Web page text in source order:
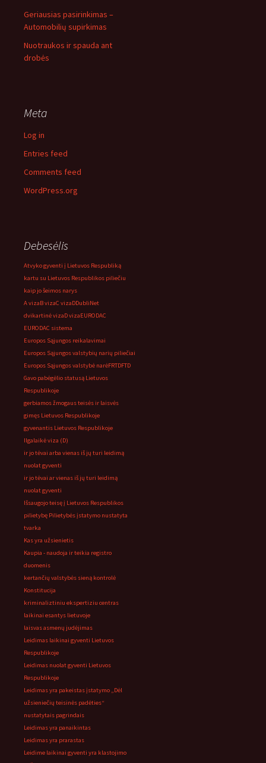
Geriausias pasirinkimas –
Automobilių supirkimas
Nuotraukos ir spauda ant
drobės
Meta
Log in
Entries feed
Comments feed
WordPress.org
Debesėlis
Atvyko gyventi į Lietuvos Respubliką
kartu su Lietuvos Respublikos piliečiu
kaip jo šeimos narys
A vizaB vizaC vizaDDubliNet
dvikartinė vizaD vizaEURODAC
EURODAC sistema
Europos Sąjungos reikalavimai
Europos Sąjungos valstybių narių piliečiai
Europos Sąjungos valstybė narėFRTDFTD
Gavo pabėgėlio statusą Lietuvos
Respublikoje
gerbiamos žmogaus teisės ir laisvės
gimęs Lietuvos Respublikoje
gyvenantis Lietuvos Respublikoje
Ilgalaikė viza (D)
ir jo tėvai arba vienas iš jų turi leidimą
nuolat gyventi
ir jo tėvai ar vienas iš jų turi leidimą
nuolat gyventi
Išsaugojo teisę į Lietuvos Respublikos
pilietybę Pilietybės įstatymo nustatyta
tvarka
Kas yra užsienietis
Kaupia - naudoja ir teikia registro
duomenis
kertančių valstybės sieną kontrolė
Konstitucija
kriminaliztiniu ekspertiziu centras
laikinai esantys lietuvoje
laisvas asmenų judėjimas
Leidimas laikinai gyventi Lietuvos
Respublikoje
Leidimas nuolat gyventi Lietuvos
Respublikoje
Leidimas yra pakeistas įstatymo „Dėl
užsieniečių teisinės padėties“
nustatytais pagrindais
Leidimas yra panaikintas
Leidimas yra prarastas
Leidime laikinai gyventi yra klastojimo